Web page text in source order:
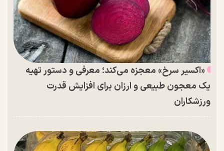
«اکسیر سرخ» معجزه می‌کند؛ معرفی و دستور تهیه
یک معجون طبیعی و ارزان برای افزایش قدرت
ورزشکاران